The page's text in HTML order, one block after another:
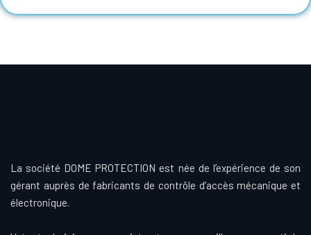
La société DOME PROTECTION est née de l’expérience de son
gérant auprès de fabricants de contrôle d’accès mécanique et
électronique.